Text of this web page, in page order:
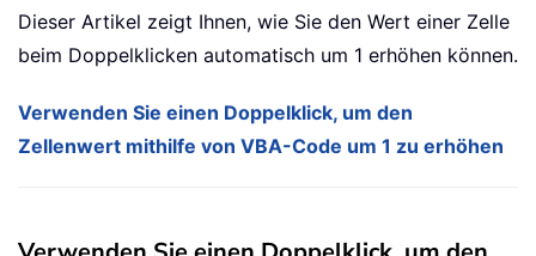
Dieser Artikel zeigt Ihnen, wie Sie den Wert einer Zelle
beim Doppelklicken automatisch um 1 erhöhen können.
Verwenden Sie einen Doppelklick, um den
Zellenwert mithilfe von VBA-Code um 1 zu erhöhen